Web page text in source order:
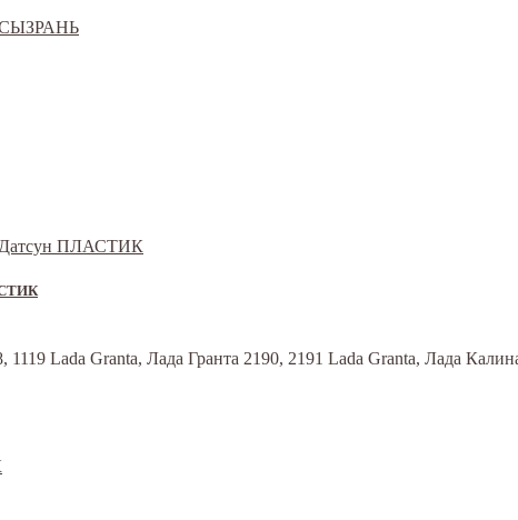
1119 Lada Granta, Лада Гранта 2190, 2191 Lada Granta, Лада